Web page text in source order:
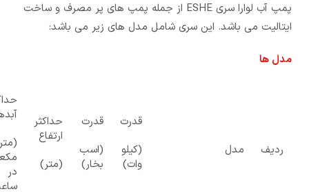
پمپ آب لوارا سری ESHE از جمله پمپ های پر مصرف و ساخت
ایتالیت می باشد. این سری شامل مدل های زیر می باشد:
مدل ها
ردیف مدل
قدرت
(کیلو
وات)
قدرت
(اسب
بخار)
حداکثر
ارتفاع
(متر)
در